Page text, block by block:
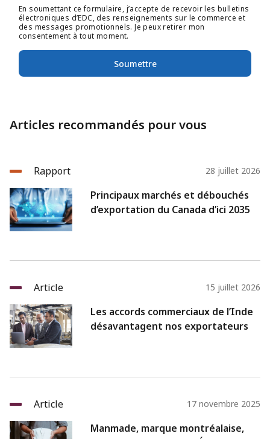
En soumettant ce formulaire, j’accepte de recevoir les bulletins
électroniques d’EDC, des renseignements sur le commerce et
des messages promotionnels. Je peux retirer mon
consentement à tout moment.
Soumettre
Articles recommandés pour vous
Rapport 28 juillet 2026
Principaux marchés et débouchés
d’exportation du Canada d’ici 2035
Article 15 juillet 2026
Les accords commerciaux de l’Inde
désavantagent nos exportateurs
Article 17 novembre 2025
Manmade, marque montréalaise,